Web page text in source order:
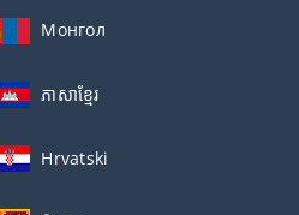
Монгол
ភាសាខ្មែរ
Hrvatski